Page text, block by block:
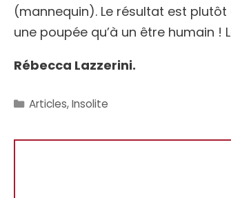
(mannequin). Le résultat est
une poupée qu’à un être humain
Rébecca Lazzerini.
Catégories
Articles,Insolite